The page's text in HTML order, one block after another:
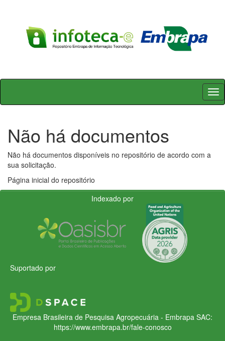
Skip
Não há documentos
Não há documentos disponíveis no repositório de acordo com a
sua solicitação.
Página inicial do repositório
Indexado por
Suportado por
Empresa Brasileira de Pesquisa Agropecuária - Embrapa SAC:
https://www.embrapa.br/fale-conosco